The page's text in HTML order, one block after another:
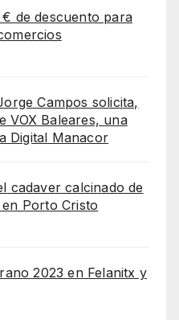
de descuento para
Campos solicita,
VOX Baleares, una
Digital Manacor
cadaver calcinado de
Porto Cristo
2023 en Felanitx y